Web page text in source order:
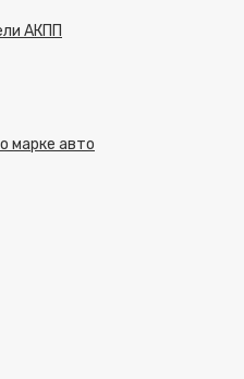
АКПП
марке авто